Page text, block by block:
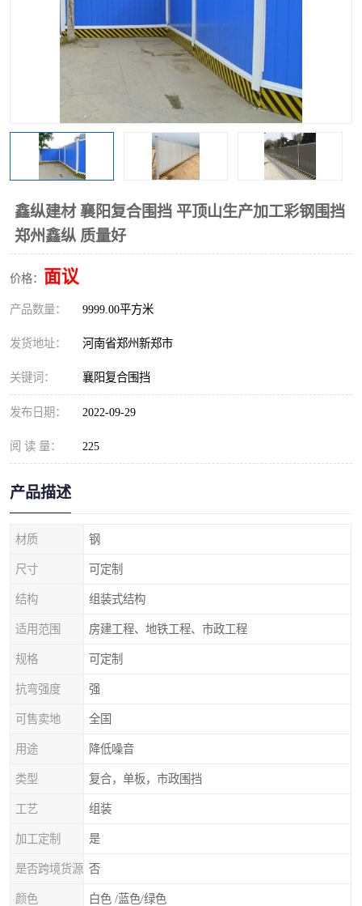
鑫纵建材 襄阳复合围挡 平顶山生产加工彩钢围挡
郑州鑫纵 质量好
价格： 面议
产品数量： 9999.00平方米
发货地址： 河南省郑州新郑市
关键词： 襄阳复合围挡
发布日期： 2022-09-29
阅 读 量： 225
产品描述
材质 钢
尺寸 可定制
结构 组装式结构
适用范围 房建工程、地铁工程、市政工程
规格 可定制
抗弯强度 强
可售卖地 全国
用途 降低噪音
类型 复合，单板，市政围挡
工艺 组装
加工定制 是
是否跨境货源 否
颜色 白色 /蓝色/绿色
政围挡